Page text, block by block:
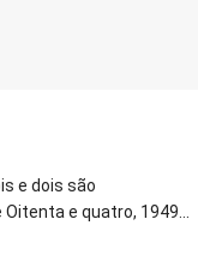
e dois são
e quatro, 1949...